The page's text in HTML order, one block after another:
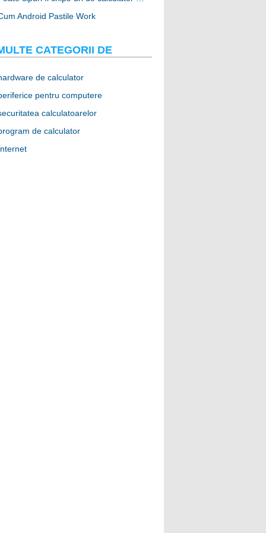
Android Pastile Work
CATEGORII DE
de calculator
pentru computere
calculatoarelor
de calculator